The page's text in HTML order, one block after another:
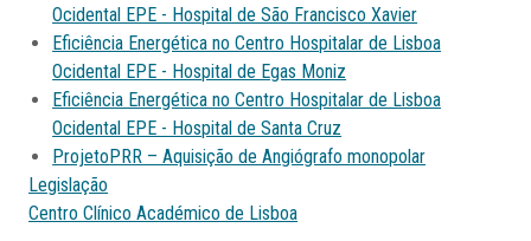
Ocidental EPE - Hospital de São Francisco Xavier
Eficiência Energética no Centro Hospitalar de Lisboa
Ocidental EPE - Hospital de Egas Moniz
Eficiência Energética no Centro Hospitalar de Lisboa
Ocidental EPE - Hospital de Santa Cruz
ProjetoPRR – Aquisição de Angiógrafo monopolar
Legislação
Centro Clínico Académico de Lisboa